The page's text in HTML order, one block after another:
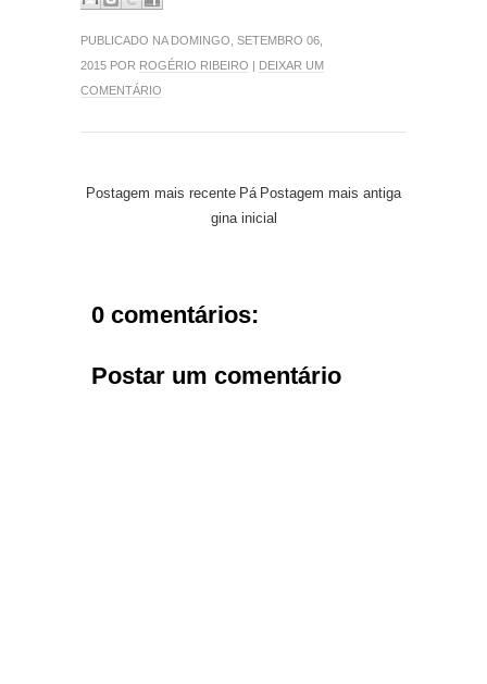
PUBLICADO NA DOMINGO, SETEMBRO 06,
2015 POR ROGÉRIO RIBEIRO | DEIXAR UM
COMENTÁRIO
Postagem mais recente Postagem mais antiga
Pá
gina inicial
0 comentários:
Postar um comentário